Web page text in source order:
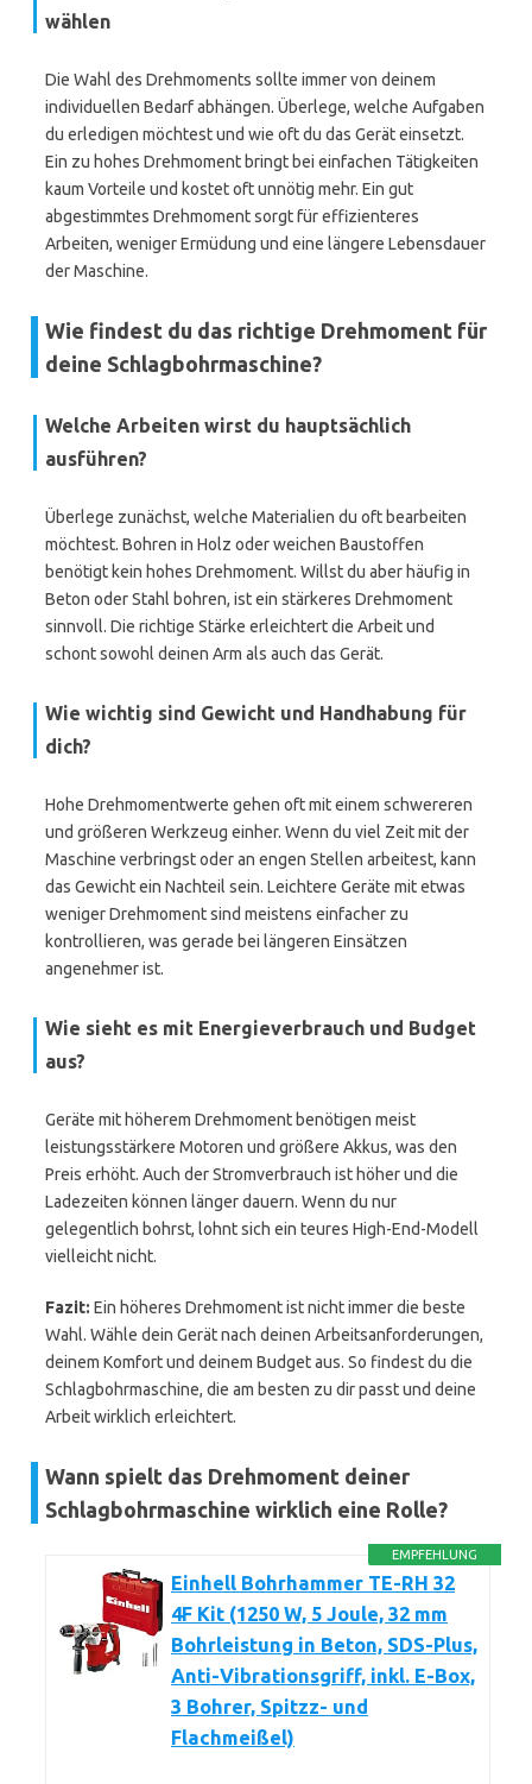
wählen
Die Wahl des Drehmoments sollte immer von deinem
individuellen Bedarf abhängen. Überlege, welche Aufgaben
du erledigen möchtest und wie oft du das Gerät einsetzt.
Ein zu hohes Drehmoment bringt bei einfachen Tätigkeiten
kaum Vorteile und kostet oft unnötig mehr. Ein gut
abgestimmtes Drehmoment sorgt für effizienteres
Arbeiten, weniger Ermüdung und eine längere Lebensdauer
der Maschine.
Wie findest du das richtige Drehmoment für
deine Schlagbohrmaschine?
Welche Arbeiten wirst du hauptsächlich
ausführen?
Überlege zunächst, welche Materialien du oft bearbeiten
möchtest. Bohren in Holz oder weichen Baustoffen
benötigt kein hohes Drehmoment. Willst du aber häufig in
Beton oder Stahl bohren, ist ein stärkeres Drehmoment
sinnvoll. Die richtige Stärke erleichtert die Arbeit und
schont sowohl deinen Arm als auch das Gerät.
Wie wichtig sind Gewicht und Handhabung für
dich?
Hohe Drehmomentwerte gehen oft mit einem schwereren
und größeren Werkzeug einher. Wenn du viel Zeit mit der
Maschine verbringst oder an engen Stellen arbeitest, kann
das Gewicht ein Nachteil sein. Leichtere Geräte mit etwas
weniger Drehmoment sind meistens einfacher zu
kontrollieren, was gerade bei längeren Einsätzen
angenehmer ist.
Wie sieht es mit Energieverbrauch und Budget
aus?
Geräte mit höherem Drehmoment benötigen meist
leistungsstärkere Motoren und größere Akkus, was den
Preis erhöht. Auch der Stromverbrauch ist höher und die
Ladezeiten können länger dauern. Wenn du nur
gelegentlich bohrst, lohnt sich ein teures High-End-Modell
vielleicht nicht.
Fazit: Ein höheres Drehmoment ist nicht immer die beste
Wahl. Wähle dein Gerät nach deinen Arbeitsanforderungen,
deinem Komfort und deinem Budget aus. So findest du die
Schlagbohrmaschine, die am besten zu dir passt und deine
Arbeit wirklich erleichtert.
Wann spielt das Drehmoment deiner
Schlagbohrmaschine wirklich eine Rolle?
EMPFEHLUNG
Einhell Bohrhammer TE-RH 32
4F Kit (1250 W, 5 Joule, 32 mm
Bohrleistung in Beton, SDS-Plus,
Anti-Vibrationsgriff, inkl. E-Box,
3 Bohrer, Spitzz- und
Flachmeißel)